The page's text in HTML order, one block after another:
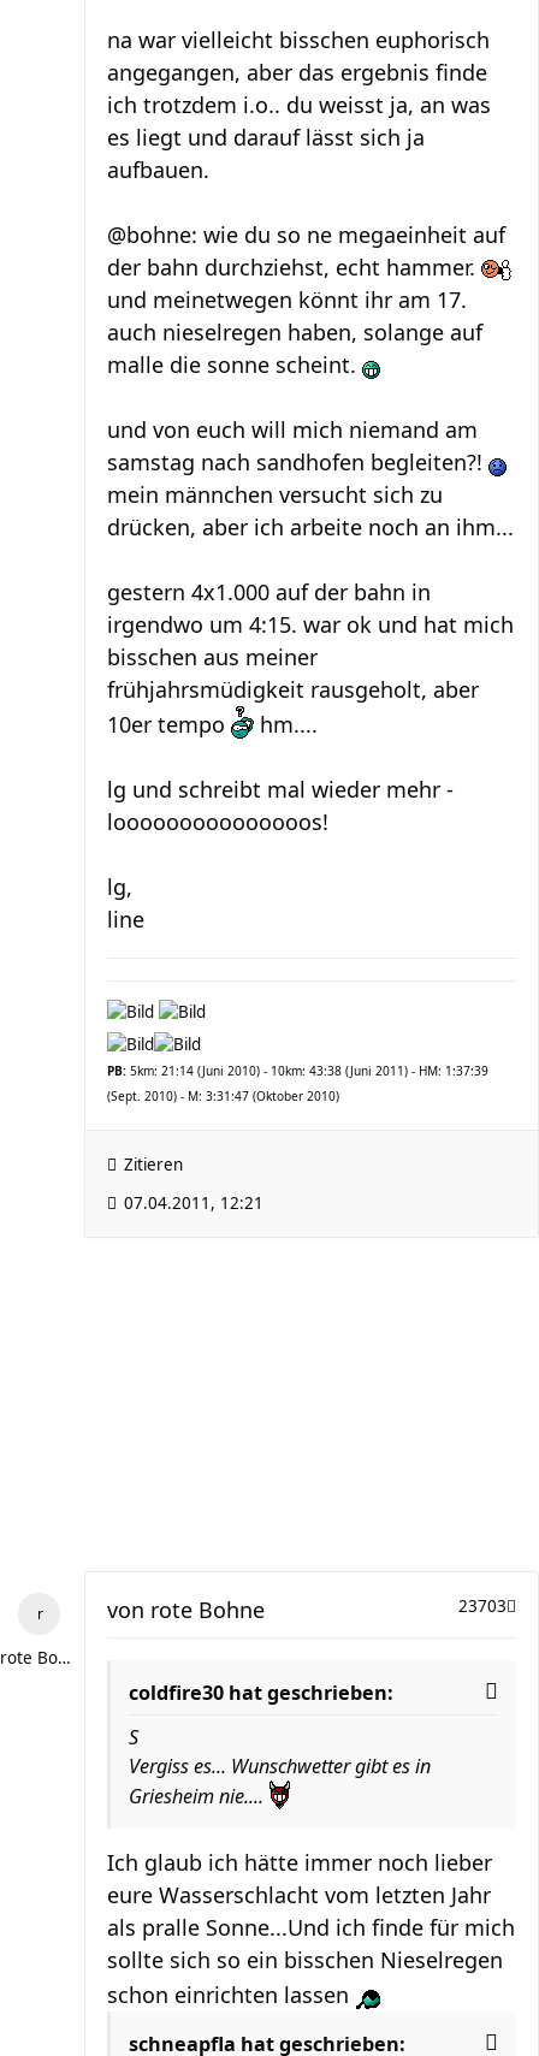
na war vielleicht bisschen euphorisch
angegangen, aber das ergebnis finde
ich trotzdem i.o.. du weisst ja, an was
es liegt und darauf lässt sich ja
aufbauen.
@bohne: wie du so ne megaeinheit auf
der bahn durchziehst, echt hammer.
und meinetwegen könnt ihr am 17.
auch nieselregen haben, solange auf
malle die sonne scheint.
und von euch will mich niemand am
samstag nach sandhofen begleiten?!
mein männchen versucht sich zu
drücken, aber ich arbeite noch an ihm...
gestern 4x1.000 auf der bahn in
irgendwo um 4:15. war ok und hat mich
bisschen aus meiner
frühjahrsmüdigkeit rausgeholt, aber
10er tempo
hm....
lg und schreibt mal wieder mehr -
looooooooooooooos!
lg,
line
PB: 5km: 21:14 (Juni 2010) - 10km: 43:38 (Juni 2011) - HM: 1:37:39
(Sept. 2010) - M: 3:31:47 (Oktober 2010)
Zitieren
07.04.2011, 12:21
rote Bohne
23703
von rote Bohne
coldfire30 hat geschrieben:
S
Vergiss es... Wunschwetter gibt es in
Griesheim nie....
Ich glaub ich hätte immer noch lieber
eure Wasserschlacht vom letzten Jahr
als pralle Sonne...Und ich finde für mich
sollte sich so ein bisschen Nieselregen
schon einrichten lassen
schneapfla hat geschrieben: